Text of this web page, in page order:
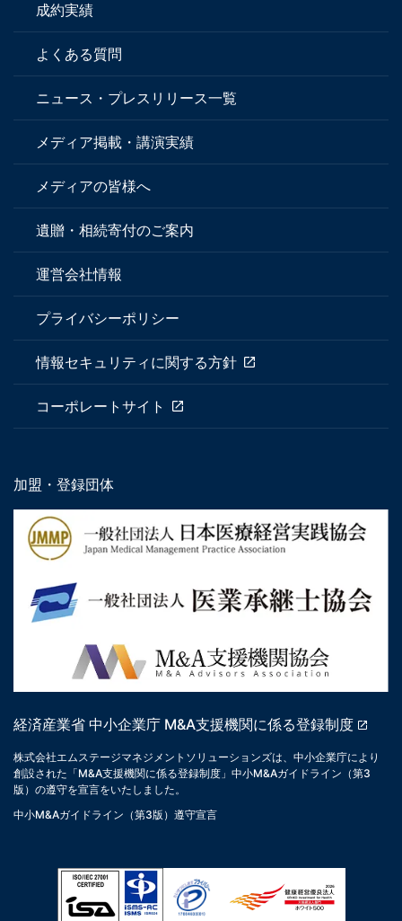
成約実績
よくある質問
ニュース・プレスリリース一覧
メディア掲載・講演実績
メディアの皆様へ
遺贈・相続寄付のご案内
運営会社情報
プライバシーポリシー
情報セキュリティに関する方針
コーポレートサイト
加盟・登録団体
経済産業省 中小企業庁 M&A支援機関に係る登録制度
株式会社エムステージマネジメントソリューションズは、中小企業庁により
創設された「M&A支援機関に係る登録制度」中小M&Aガイドライン（第3
版）の遵守を宣言をいたしました。
中小M&Aガイドライン（第3版）遵守宣言